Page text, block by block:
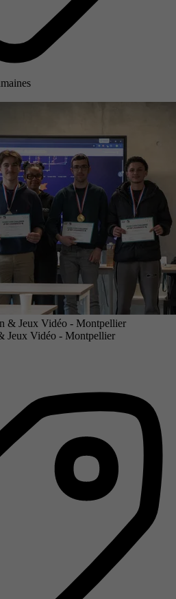
Jeux Vidéo - Montpellier